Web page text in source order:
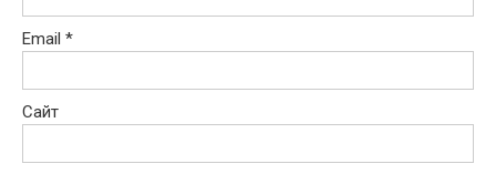
Email *
Сайт